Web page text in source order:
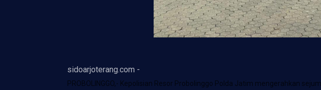
sidoarjoterang.com -
PROBOLINGGO,- Kepolisian Resor Probolinggo Polda Jatim mengerahkan